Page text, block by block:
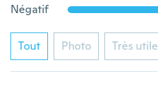
Négatif
Tout Photo Très utile